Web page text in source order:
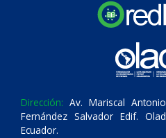
Dirección: Av. Mariscal
Fernández Salvador Edif.
Ecuador.